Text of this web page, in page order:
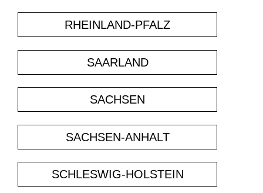
RHEINLAND-PFALZ
SAARLAND
SACHSEN
SACHSEN-ANHALT
SCHLESWIG-HOLSTEIN